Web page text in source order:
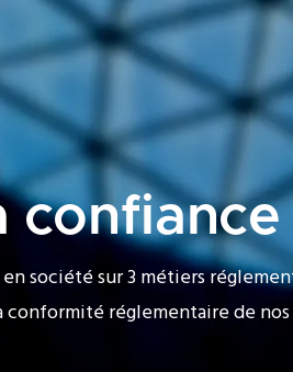
société sur 3 métiers
réglementaire de